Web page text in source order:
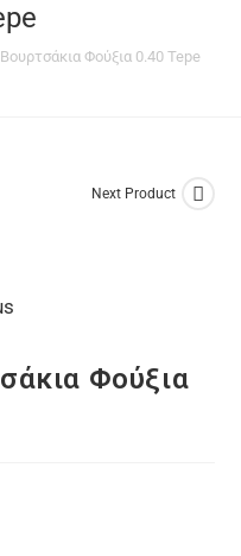
Φούξια 0.40 Tepe
Next Product
Φούξια